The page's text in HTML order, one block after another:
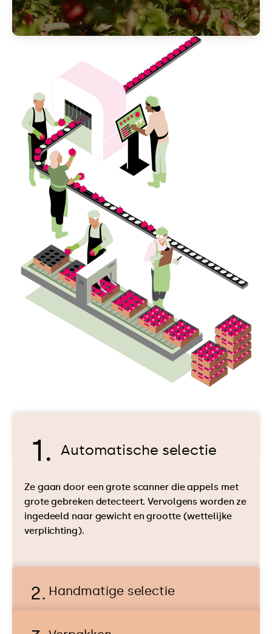
Automatische selectie
t
t
Ze gaan door een grote scanner die appels met
grote gebreken detecteert. Vervolgens worden ze
ingedeeld naar gewicht en grootte (wettelijke
verplichting).
Handmatige selectie